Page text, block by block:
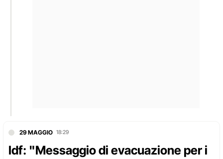
29 MAGGIO 18:29
Idf: "Messaggio di evacuazione per i